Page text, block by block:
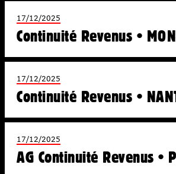
17/12/2025
Continuité Revenus •
17/12/2025
Continuité Revenus •
17/12/2025
AG Continuité Revenus •